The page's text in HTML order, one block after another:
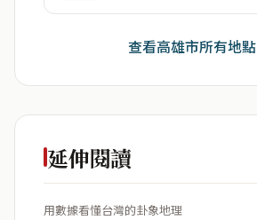
查看高雄市所有地點
延伸閱讀
用數據看懂台灣的卦象地理